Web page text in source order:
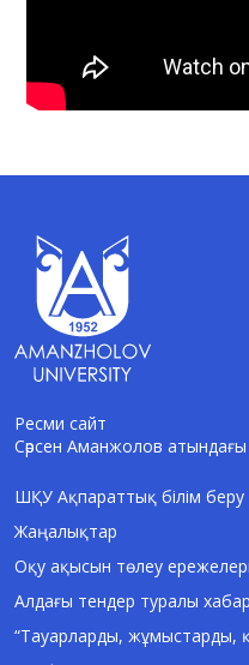
Ресми сайт
Сәрсен Аманжолов
ШҚУ Ақпараттық білім
Жаңалықтар
Оқу ақысын төлеу ережелері
Алдағы тендер туралы
“Тауарларды, жұмыстарды,
AI-Talapker
Сәлем! Мен AI-
Аманжолов
университеті (ШҚУ)
Бакалавриат,